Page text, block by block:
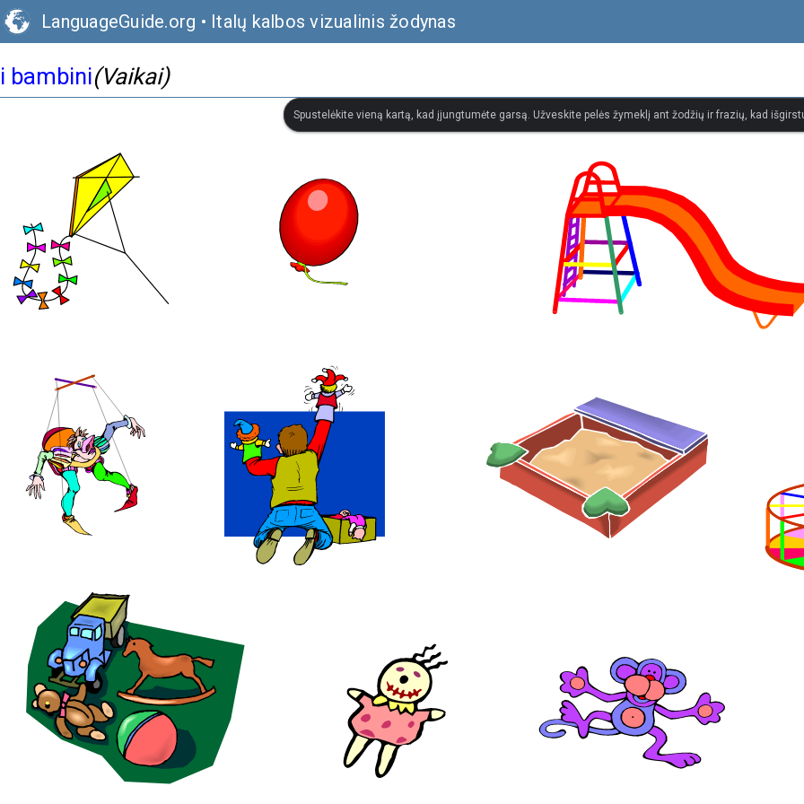
LanguageGuide.org • Italų kalbos vizualinis žodynas
i bambini(Vaikai)
Spustelėkite vieną kartą, kad įjungtumėte garsą. Užveskite pelės žymeklį ant žodžių ir frazių, kad